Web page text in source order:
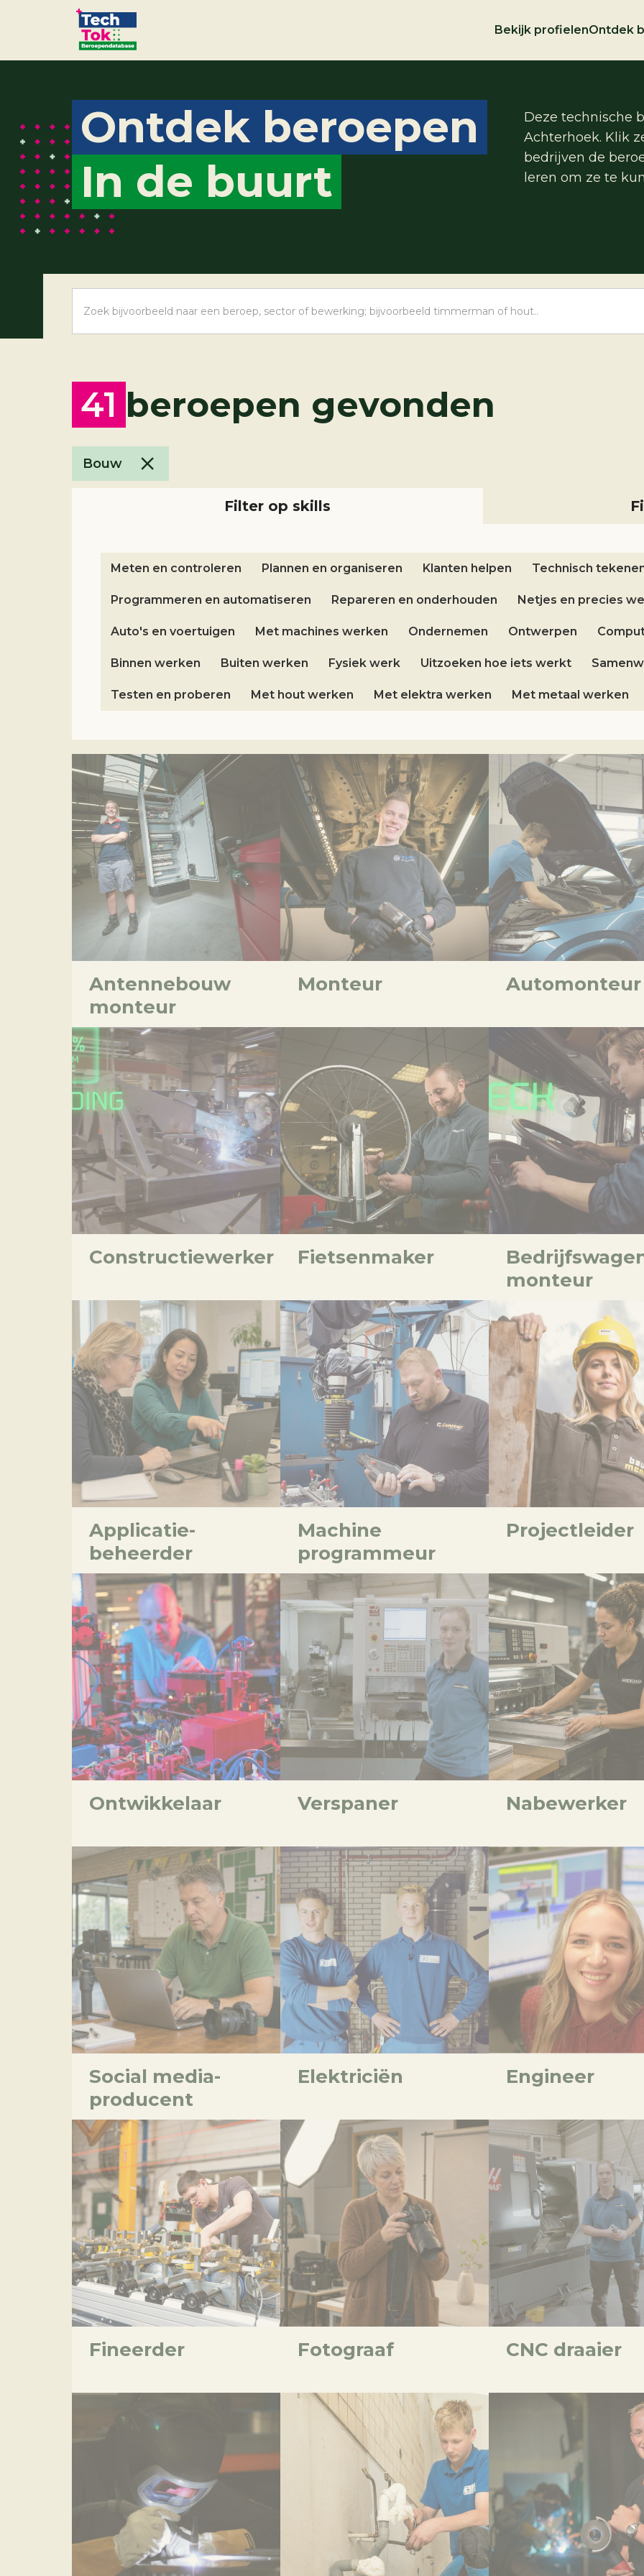
Bekijk profielenOntdek
Ontdek beroepen
In de buurt
Deze technische
Achterhoek. Klik
bedrijven de
leren om ze te
41 beroepen gevonden
Bouw
Filter op skills
Meten en controleren Plannen en organiseren Klanten helpen Technisch
Programmeren en automatiseren Repareren en onderhouden Netjes en precies
Auto's en voertuigen Met machines werken Ondernemen Ontwerpen
Binnen werken Buiten werken Fysiek werk Uitzoeken hoe iets werkt
Testen en proberen Met hout werken Met elektra werken Met metaal werken
Antennebouw
monteur
Monteur Automonteur
Constructiewerker Fietsenmaker
monteur
Applicatie-
beheerder
Machine
programmeur
Projectleider
Ontwikkelaar Verspaner Nabewerker
Social media-
producent
Elektriciën Engineer
Fineerder Fotograaf CNC draaier